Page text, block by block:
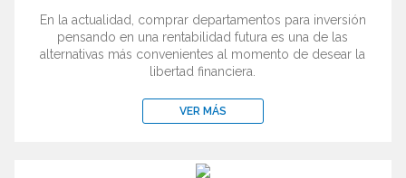
En la actualidad, comprar departamentos para inversión
pensando en una rentabilidad futura es una de las
alternativas más convenientes al momento de desear la
libertad financiera.
VER MÁS